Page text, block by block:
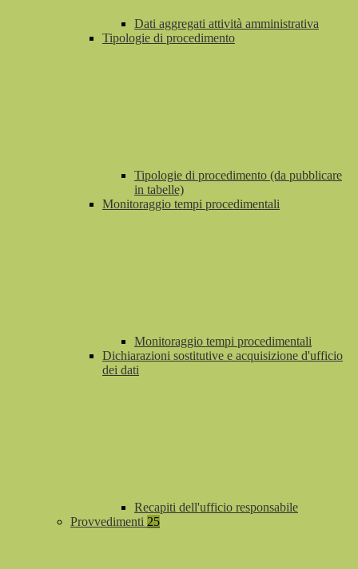
Dati aggregati attività amministrativa
Tipologie di procedimento
Tipologie di procedimento (da pubblicare
in tabelle)
Monitoraggio tempi procedimentali
Monitoraggio tempi procedimentali
Dichiarazioni sostitutive e acquisizione d'ufficio
dei dati
Recapiti dell'ufficio responsabile
Provvedimenti 25